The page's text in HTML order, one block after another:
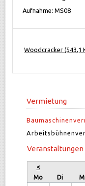
Aufnahme: MS08
Woodcracker(543,1
Vermietung
Veranstaltungen
<
Mo
Di